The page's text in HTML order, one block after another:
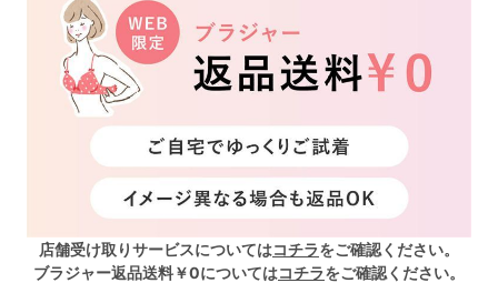
店舗受け取りサービスについてはコチラをご確認ください。
ブラジャー返品送料￥0についてはコチラをご確認ください。